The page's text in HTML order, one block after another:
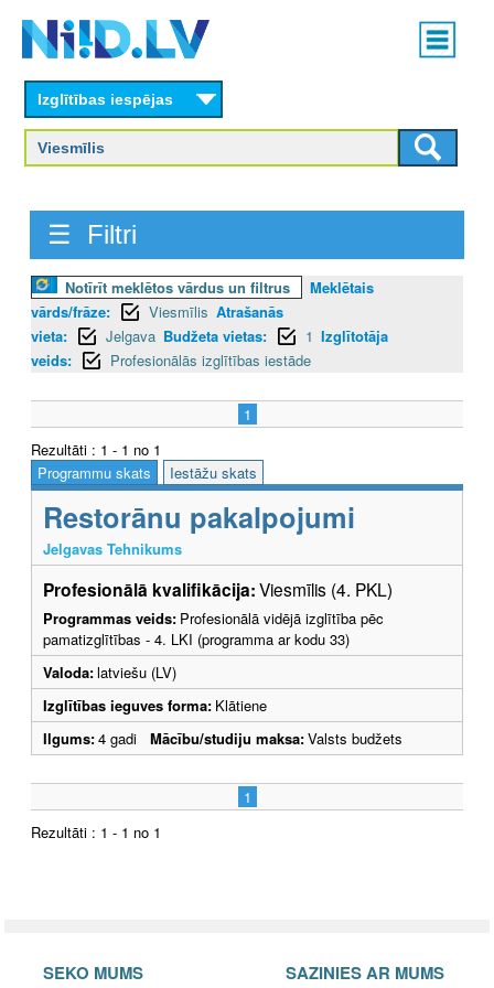
content
Main
menu
Izglītības iespējas
☰ Filtri
Notīrīt meklētos vārdus un filtrus
Meklētais
vārds/frāze:
Viesmīlis Atrašanās
vieta:
Jelgava Budžeta vietas: 1 Izglītotāja
veids:
Profesionālās izglītības iestāde
1
Rezultāti : 1 - 1 no 1
Programmu skats
Iestāžu skats
Restorānu pakalpojumi
Jelgavas Tehnikums
Profesionālā kvalifikācija:Viesmīlis (4. PKL)
Programmas veids: Profesionālā vidējā izglītība pēc
pamatizglītības - 4. LKI (programma ar kodu 33)
Valoda:latviešu (LV)
Izglītības ieguves forma: Klātiene
Ilgums:4 gadi Mācību/studiju maksa:Valsts budžets
1
Rezultāti : 1 - 1 no 1
SEKO MUMS SAZINIES AR MUMS